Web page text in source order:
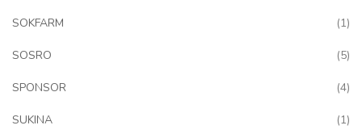
SOKFARM 1
SOSRO 5
SPONSOR 4
SUKINA 1